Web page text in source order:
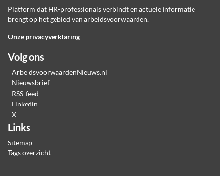
Platform dat HR-professionals verbindt en actuele informatie
brengt op het gebied van arbeidsvoorwaarden.
Onze privacyverklaring
Volg ons
ArbeidsvoorwaardenNieuws.nl
Nieuwsbrief
RSS-feed
Linkedin
X
Links
Sitemap
Tags overzicht